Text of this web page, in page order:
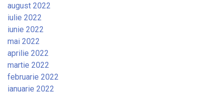
august 2022
iulie 2022
iunie 2022
mai 2022
aprilie 2022
martie 2022
februarie 2022
ianuarie 2022